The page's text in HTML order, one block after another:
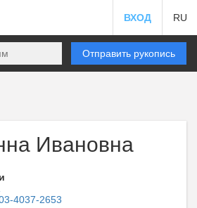
ВХОД RU
Отправить рукопись
Ивановна
4037-2653